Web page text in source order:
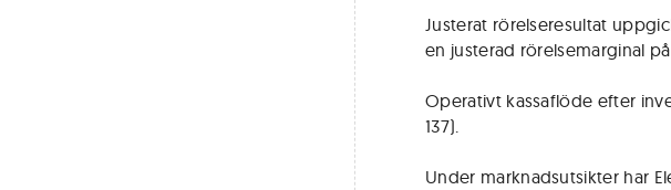
Justerat rörelseresultat
en justerad rörelsemarginal på
Operativt kassaflöde efter
137).
Under marknadsutsikter har